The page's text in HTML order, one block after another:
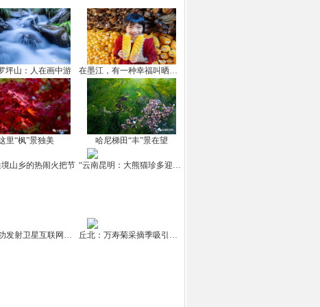
坪山：人在画中游 在墨江，有一种幸福叫晒秋！
里“枫”景独美 哈尼梯田“丰”景在望
山乡的热闹火把节 “云南昆明：大熊猫珍多迎来10岁生日
中国成功发射卫星互联网高轨卫星 丘北：万寿菊采摘季吸引游客打卡